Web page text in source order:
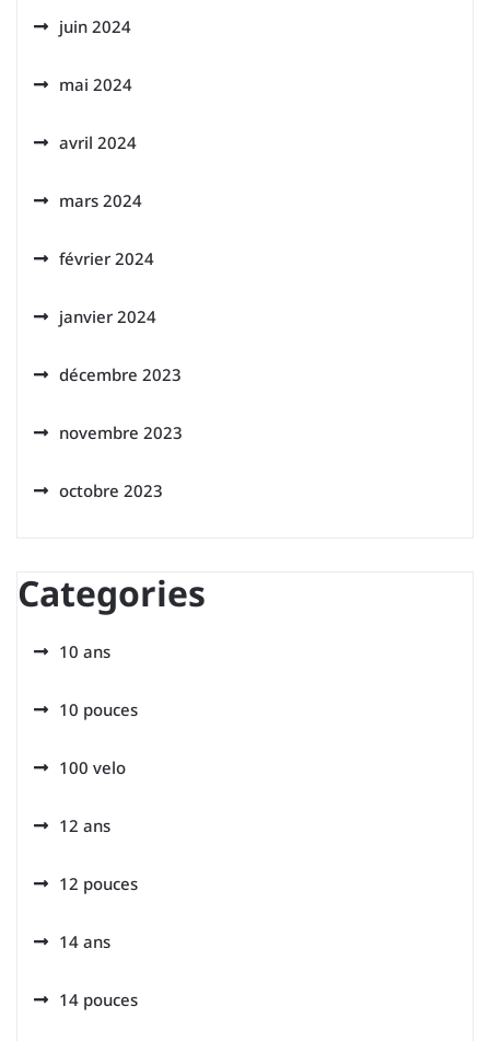
juin 2024
mai 2024
avril 2024
mars 2024
février 2024
janvier 2024
décembre 2023
novembre 2023
octobre 2023
Categories
10 ans
10 pouces
100 velo
12 ans
12 pouces
14 ans
14 pouces